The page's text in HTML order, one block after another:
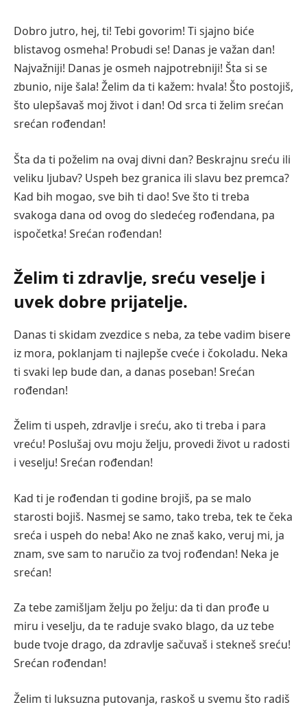
Dobro jutro, hej, ti! Tebi govorim! Ti sjajno biće
blistavog osmeha! Probudi se! Danas je važan dan!
Najvažniji! Danas je osmeh najpotrebniji! Šta si se
zbunio, nije šala! Želim da ti kažem: hvala! Što postojiš,
što ulepšavaš moj život i dan! Od srca ti želim srećan
srećan rođendan!
Šta da ti poželim na ovaj divni dan? Beskrajnu sreću ili
veliku ljubav? Uspeh bez granica ili slavu bez premca?
Kad bih mogao, sve bih ti dao! Sve što ti treba
svakoga dana od ovog do sledećeg rođendana, pa
ispočetka! Srećan rođendan!
Želim ti zdravlje, sreću veselje i
uvek dobre prijatelje.
Danas ti skidam zvezdice s neba, za tebe vadim bisere
iz mora, poklanjam ti najlepše cveće i čokoladu. Neka
ti svaki lep bude dan, a danas poseban! Srećan
rođendan!
Želim ti uspeh, zdravlje i sreću, ako ti treba i para
vreću! Poslušaj ovu moju želju, provedi život u radosti
i veselju! Srećan rođendan!
Kad ti je rođendan ti godine brojiš, pa se malo
starosti bojiš. Nasmej se samo, tako treba, tek te čeka
sreća i uspeh do neba! Ako ne znaš kako, veruj mi, ja
znam, sve sam to naručio za tvoj rođendan! Neka je
srećan!
Za tebe zamišljam želju po želju: da ti dan prođe u
miru i veselju, da te raduje svako blago, da uz tebe
bude tvoje drago, da zdravlje sačuvaš i stekneš sreću!
Srećan rođendan!
Želim ti luksuzna putovanja, raskoš u svemu što radiš